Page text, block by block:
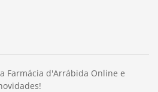
Farmácia d'Arrábida Online e